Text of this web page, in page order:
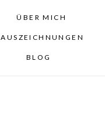
ÜBER MICH
AUSZEICHNUNGEN
BLOG